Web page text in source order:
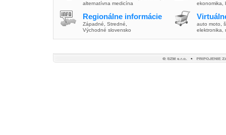
alternatívna medicína
Regionálne informácie
Západné Stredné
Východné slovensko
ekonomika
auto moto
elektronika,